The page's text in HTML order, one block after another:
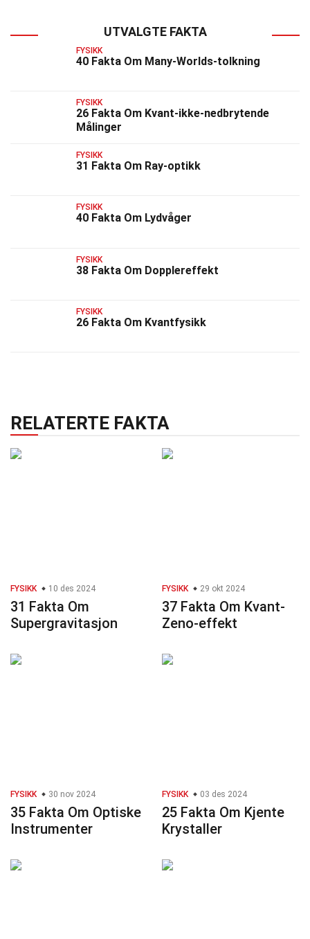
UTVALGTE FAKTA
FYSIKK
40 Fakta Om Many-Worlds-tolkning
FYSIKK
26 Fakta Om Kvant-ikke-nedbrytende
Målinger
FYSIKK
31 Fakta Om Ray-optikk
FYSIKK
40 Fakta Om Lydvåger
FYSIKK
38 Fakta Om Dopplereffekt
FYSIKK
26 Fakta Om Kvantfysikk
RELATERTE FAKTA
FYSIKK 10 des 2024
31 Fakta Om
Supergravitasjon
FYSIKK 29 okt 2024
37 Fakta Om Kvant-
Zeno-effekt
FYSIKK 30 nov 2024
35 Fakta Om Optiske
Instrumenter
FYSIKK 03 des 2024
25 Fakta Om Kjente
Krystaller